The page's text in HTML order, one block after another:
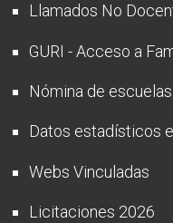
Llamados No
GURI - Acceso a
Nómina de escuelas
Datos estadísticos
Webs Vinculadas
Licitaciones 2026